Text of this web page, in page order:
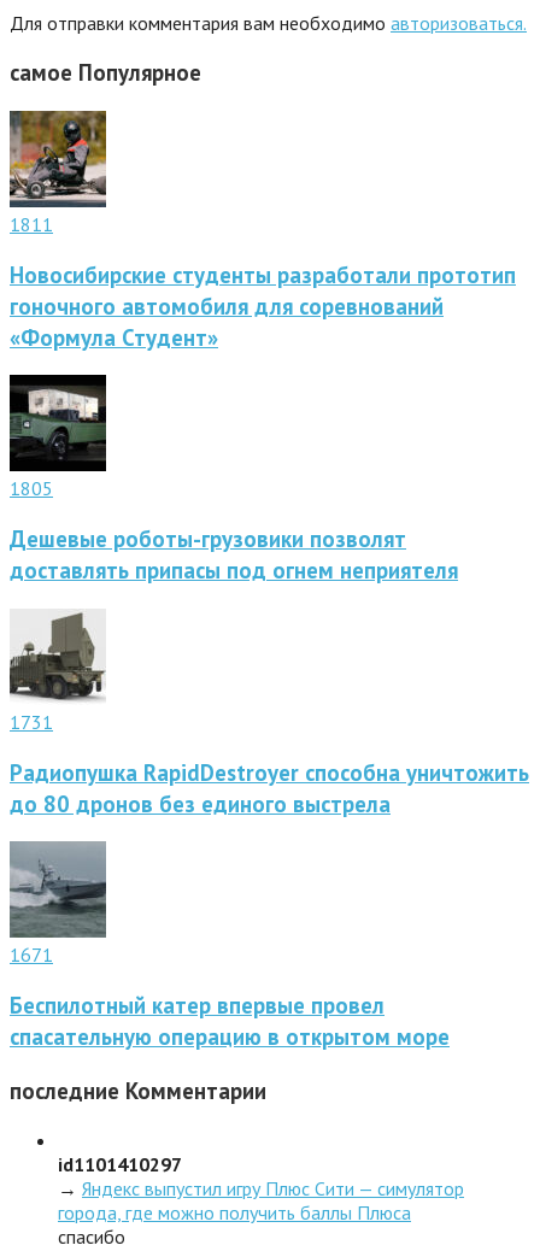
Для отправки комментария вам необходимо авторизоваться.
самое Популярное
1811
Новосибирские студенты разработали прототип
гоночного автомобиля для соревнований
«Формула Студент»
1805
Дешевые роботы-грузовики позволят
доставлять припасы под огнем неприятеля
1731
Радиопушка RapidDestroyer способна уничтожить
до 80 дронов без единого выстрела
1671
Беспилотный катер впервые провел
спасательную операцию в открытом море
последние Комментарии
id1101410297
→ Яндекс выпустил игру Плюс Сити — симулятор
города, где можно получить баллы Плюса
спасибо